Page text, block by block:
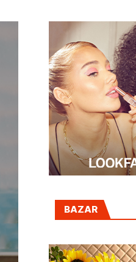
BAZAR